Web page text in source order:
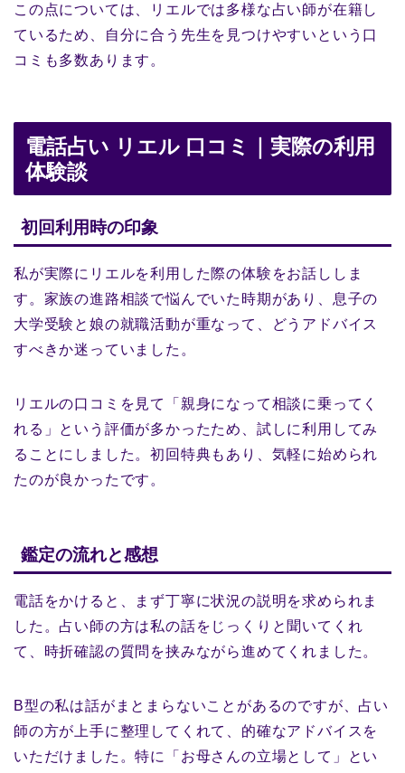
この点については、リエルでは多様な占い師が在籍し
ているため、自分に合う先生を見つけやすいという口
コミも多数あります。
電話占い リエル 口コミ｜実際の利用
体験談
初回利用時の印象
私が実際にリエルを利用した際の体験をお話ししま
す。家族の進路相談で悩んでいた時期があり、息子の
大学受験と娘の就職活動が重なって、どうアドバイス
すべきか迷っていました。
リエルの口コミを見て「親身になって相談に乗ってく
れる」という評価が多かったため、試しに利用してみ
ることにしました。初回特典もあり、気軽に始められ
たのが良かったです。
鑑定の流れと感想
電話をかけると、まず丁寧に状況の説明を求められま
した。占い師の方は私の話をじっくりと聞いてくれ
て、時折確認の質問を挟みながら進めてくれました。
B型の私は話がまとまらないことがあるのですが、占い
師の方が上手に整理してくれて、的確なアドバイスを
いただけました。特に「お母さんの立場として」とい